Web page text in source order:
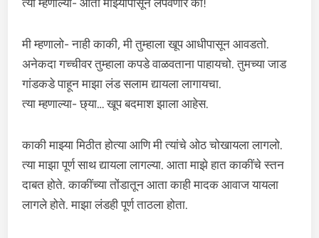
त्या म्हणाल्या- आता माझ्यापासून लपवणार का!
मी म्हणालो- नाही काकी, मी तुम्हाला खूप आधीपासून आवडतो.
अनेकदा गच्चीवर तुम्हाला कपडे वाळवताना पाहायचो. तुमच्या जाड
गांडकडे पाहून माझा लंड सलाम द्यायला लागायचा.
त्या म्हणाल्या- छ्या… खूप बदमाश झाला आहेस.
काकी माझ्या मिठीत होत्या आणि मी त्यांचे ओठ चोखायला लागलो.
त्या माझा पूर्ण साथ द्यायला लागल्या. आता माझे हात काकींचे स्तन
दाबत होते. काकींच्या तोंडातून आता काही मादक आवाज यायला
लागले होते. माझा लंडही पूर्ण ताठला होता.